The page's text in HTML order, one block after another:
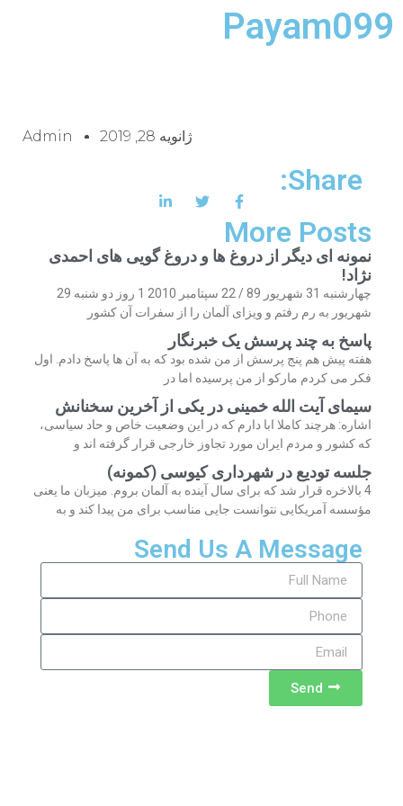
Payam099
ژانویه 28, 2019 Admin
Share:
More Posts
نمونه ای دیگر از دروغ ها و دروغ گویی های احمدی
نژاد!
چهارشنبه 31 شهریور 89 / 22 سپتامبر 2010 1 روز دو شنبه 29
شهریور به رم رفتم و ویزای آلمان را از سفرات آن کشور
پاسخ به چند پرسش یک خبرنگار
هفته پیش هم پنج پرسش از من شده بود که به آن ها پاسخ دادم. اول
فکر می کردم مارکو از من پرسیده اما در
سیمای آیت الله خمینی در یکی از آخرین سخنانش
اشاره: هرچند کاملا ابا دارم که در این وضعیت خاص و حاد سیاسی،
که کشور و مردم ایران مورد تجاوز خارجی قرار گرفته اند و
جلسه تودیع در شهرداری کیوسی (کمونه)
4 بالاخره قرار شد که برای سال آینده به آلمان بروم. میزبان ما یعنی
مؤسسه آمریکایی نتوانست جایی مناسب برای من پیدا کند و به
Send Us A Message
Send